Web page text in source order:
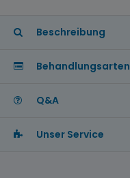
Beschreibung
Behandlungsarten
Q&A
Unser Service